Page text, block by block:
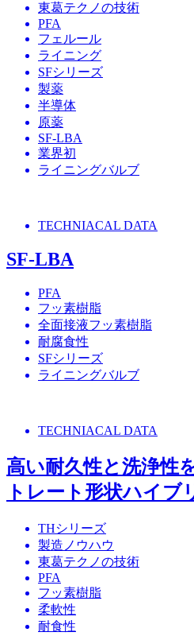
東葛テクノの技術
PFA
フェルール
ライニング
SFシリーズ
製薬
半導体
原薬
SF-LBA
業界初
ライニングバルブ
TECHNIACAL DATA
SF-LBA
PFA
フッ素樹脂
全面接液フッ素樹脂
耐腐食性
SFシリーズ
ライニングバルブ
TECHNIACAL DATA
高い耐久性と洗浄性
トレート形状ハイブ
THシリーズ
製造ノウハウ
東葛テクノの技術
PFA
フッ素樹脂
柔軟性
耐食性